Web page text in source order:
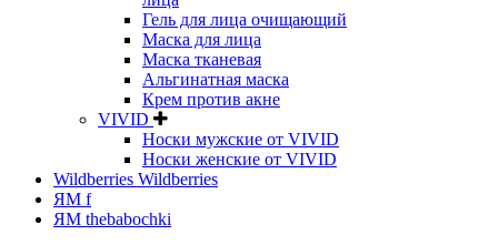
Гель для лица очищающий
Маска для лица
Маска тканевая
Альгинатная маска
Крем против акне
VIVID
Носки мужские от VIVID
Носки женские от VIVID
Wildberries Wildberries
ЯМ f
ЯМ thebabochki